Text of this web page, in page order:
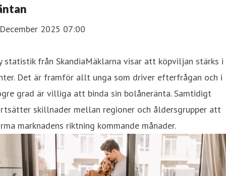
2025 07:00
statistik från SkandiaMäklarna visar att köpviljan stärks i
Det är framför allt unga som driver efterfrågan och i
grad är villiga att binda sin bolåneränta. Samtidigt
skillnader mellan regioner och åldersgrupper att
marknadens riktning kommande månader.